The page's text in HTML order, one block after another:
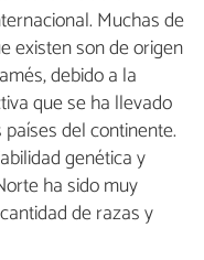
Muchas de
existen son de origen
debido a la
que se ha llevado
del continente.
genética y
ha sido muy
de razas y